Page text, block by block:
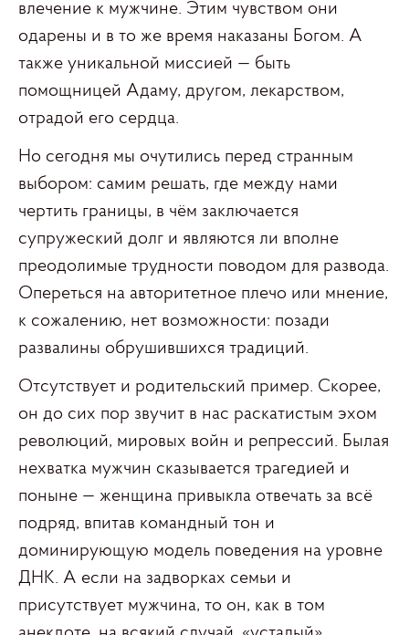
влечение к мужчине. Этим чувством они
одарены и в то же время наказаны Богом. А
также уникальной миссией — быть
помощницей Адаму, другом, лекарством,
отрадой его сердца.
Но сегодня мы очутились перед странным
выбором: самим решать, где между нами
чертить границы, в чём заключается
супружеский долг и являются ли вполне
преодолимые трудности поводом для развода.
Опереться на авторитетное плечо или мнение,
к сожалению, нет возможности: позади
развалины обрушившихся традиций.
Отсутствует и родительский пример. Скорее,
он до сих пор звучит в нас раскатистым эхом
революций, мировых войн и репрессий. Былая
нехватка мужчин сказывается трагедией и
поныне — женщина привыкла отвечать за всё
подряд, впитав командный тон и
доминирующую модель поведения на уровне
ДНК. А если на задворках семьи и
присутствует мужчина, то он, как в том